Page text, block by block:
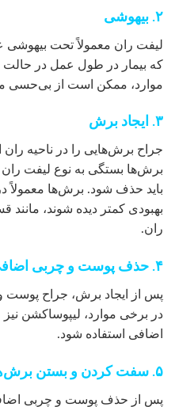
۲. بیهوشی
لیفت ران معمولاً تحت بیهوشی
که بیمار در طول عمل در حالت
موارد، ممکن است از بی‌حسی
۳. ایجاد برش
جراح برش‌هایی را در ناحیه
برش‌ها بستگی به نوع لیفت
باید حذف شود. برش‌ها معمولاً
بهبودی کمتر دیده شوند، مانند
ران.
۴. حذف پوست و چربی اضافی
پس از ایجاد برش، جراح
در برخی موارد، لیپوساکشن
اضافی استفاده شود.
۵. سفت کردن و بستن برش‌ها
پس از حذف پوست و چربی